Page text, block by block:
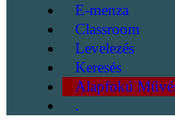
E-menza
Classroom
Levelezés
Keresés
Alapfokú
.